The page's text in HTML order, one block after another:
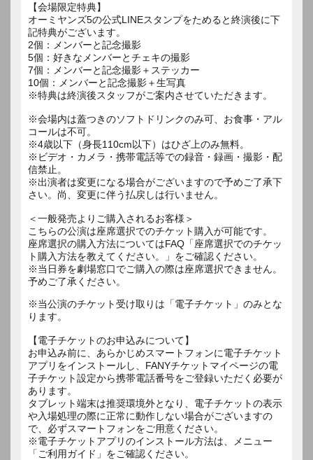
【会場限定特典】
オーミヤンズ5の公式LINEスタンプをためると終演後に下
記特典がございます。
2個：メンバーと記念撮影
5個：好きなメンバーとチェキの撮影
7個：メンバーと記念撮影＋ステッカー
10個：メンバーと記念撮影＋生写真
※特典は終演後スタッフがご案内させていただきます。
※会場内は蓋つきのソフトドリンクのみ可、お食事・アル
コールは不可。
※4歳以下（身長110cm以下）はひざ上のみ無料。
※ビデオ・カメラ・携帯電話等での録音・録画・撮影・配
信禁止。
※出演者は変更になる場合がございますので予めご了承下
さい。尚、変更に伴う払戻しは行いません。
＜一般発売よりご購入されるお客様＞
こちらの公演は座席選択でのチケット購入が可能です。
座席選択の購入方法についてはFAQ「座席選択でのチケッ
ト購入方法を教えてください。」をご確認ください。
※当日券を劇場窓口でご購入の際は座席選択できません。
予めご了承ください。
※当公演のチケット受け取りは「電子チケット」のみとな
ります。
【電子チケットのお申込みについて】
お申込み前に、あらかじめスマートフォンに電子チケット
アプリをインストールし、FANYチケットマイページの電
子チケット設定から携帯電話番号をご登録いただく必要が
あります。
タブレット端末は推奨環境外となり、電子チケットの表示
や入場処理の際に正常に動作しない場合がございますの
で、必ずスマートフォンをご用意ください。
※電子チケットアプリのインストール方法は、メニュー
「ご利用ガイド」をご確認ください。